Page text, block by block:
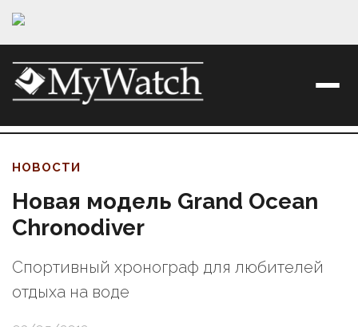
НОВОСТИ
Новая модель Grand Ocean
Chronodiver
Спортивный хронограф для любителей
отдыха на воде